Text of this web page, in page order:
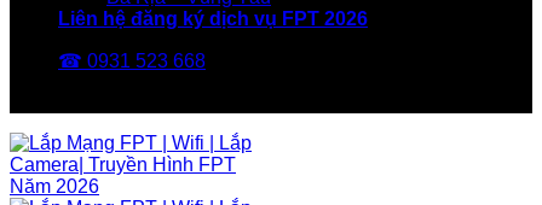
Liên hệ đăng ký dịch vụ FPT 2026
☎ 0931 523 668